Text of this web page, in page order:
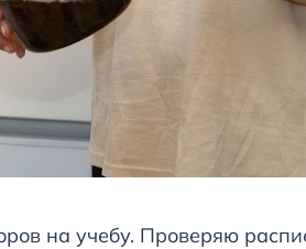
на учебу. Проверяю